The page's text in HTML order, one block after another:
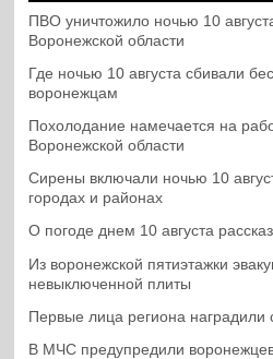
ПВО уничтожило ночью 10
Воронежской области
Где ночью 10 августа сбивали
воронежцам
Похолодание намечается на
Воронежской области
Сирены включали ночью 10
городах и районах
О погоде днем 10 августа
Из воронежской пятиэтажки
невыключенной плиты
Первые лица региона наградили
В МЧС предупредили